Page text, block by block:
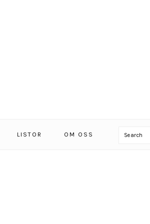
LISTOR OM OSS Search